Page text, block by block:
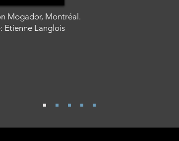
Mogador, Montréal.
Etienne Langlois